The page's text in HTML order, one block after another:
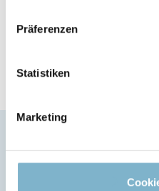
Präferenzen
Statistiken
Marketing
153 °C
Anwendungsbereiche